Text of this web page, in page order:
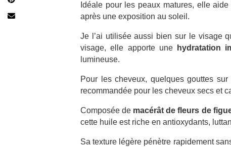
Idéale pour les peaux matures, elle
après une exposition au soleil.
Je l’ai utilisée aussi bien sur le visage
visage, elle apporte une
hydratation
lumineuse.
Pour les cheveux, quelques gouttes
recommandée pour les cheveux secs et
Composée de macérât de fleurs de
cette huile est riche en antioxydants,
Sa texture légère pénètre rapidement